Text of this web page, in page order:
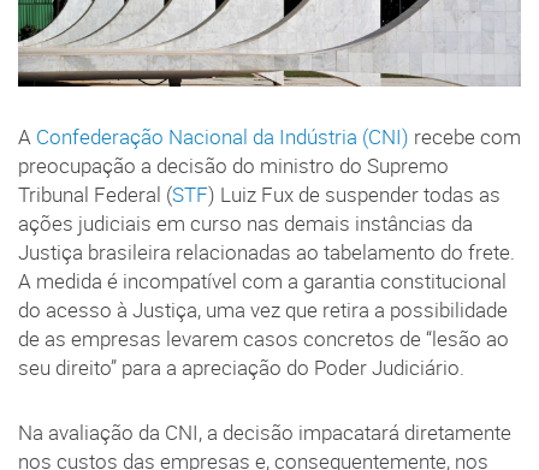
A Confederação Nacional da Indústria (CNI) recebe com
preocupação a decisão do ministro do Supremo
Tribunal Federal (STF) Luiz Fux de suspender todas as
ações judiciais em curso nas demais instâncias da
Justiça brasileira relacionadas ao tabelamento do frete.
A medida é incompatível com a garantia constitucional
do acesso à Justiça, uma vez que retira a possibilidade
de as empresas levarem casos concretos de “lesão ao
seu direito” para a apreciação do Poder Judiciário.
Na avaliação da CNI, a decisão impacatará diretamente
nos custos das empresas e, consequentemente, nos